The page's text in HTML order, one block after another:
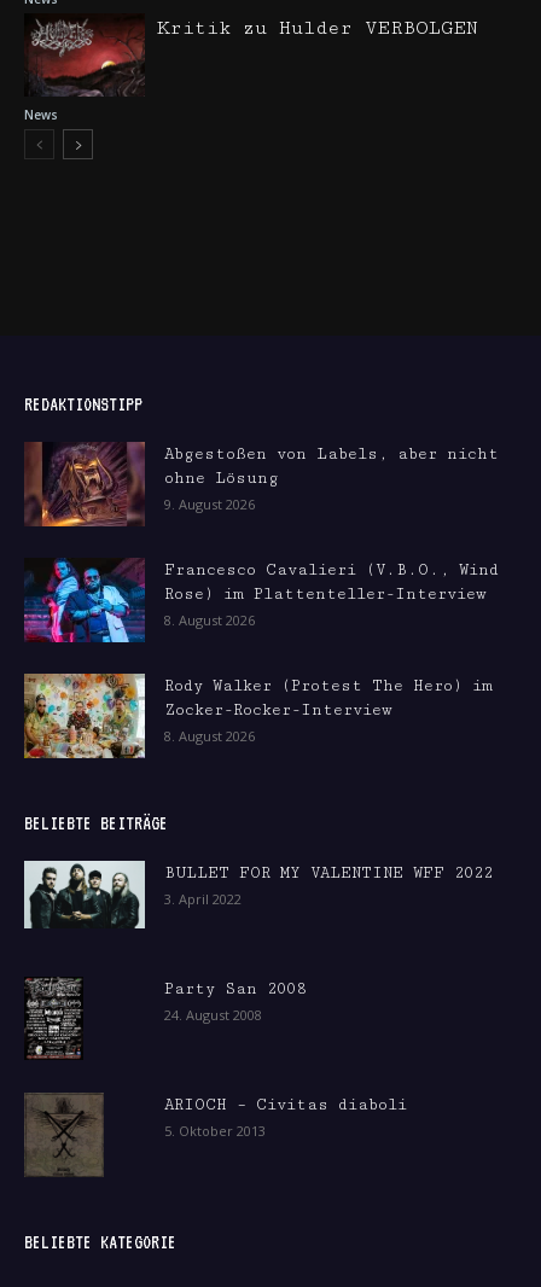
News
Kritik zu Hulder VERBOLGEN
REDAKTIONSTIPP
Abgestoßen von Labels, aber nicht
ohne Lösung
9. August 2026
Francesco Cavalieri (V.B.O., Wind
Rose) im Plattenteller-Interview
8. August 2026
Rody Walker (Protest The Hero) im
Zocker-Rocker-Interview
8. August 2026
BELIEBTE BEITRÄGE
BULLET FOR MY VALENTINE WFF 2022
3. April 2022
Party San 2008
24. August 2008
ARIOCH – Civitas diaboli
5. Oktober 2013
BELIEBTE KATEGORIE